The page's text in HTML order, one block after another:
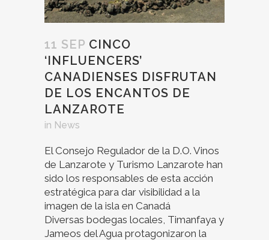
11 SEP CINCO
‘INFLUENCERS’
CANADIENSES DISFRUTAN
DE LOS ENCANTOS DE
LANZAROTE
in News
El Consejo Regulador de la D.O. Vinos
de Lanzarote y Turismo Lanzarote han
sido los responsables de esta acción
estratégica para dar visibilidad a la
imagen de la isla en Canadá
Diversas bodegas locales, Timanfaya y
Jameos del Agua protagonizaron la